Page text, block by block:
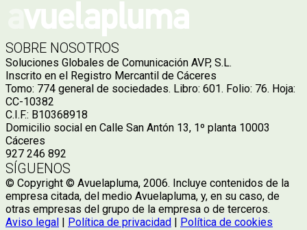
SOBRE NOSOTROS
Soluciones Globales de Comunicación AVP, S.L.
Inscrito en el Registro Mercantil de Cáceres
Tomo: 774 general de sociedades. Libro: 601. Folio: 76. Hoja:
CC-10382
C.I.F.: B10368918
Domicilio social en Calle San Antón 13, 1º planta 10003
Cáceres
927 246 892
SÍGUENOS
© Copyright © Avuelapluma, 2006. Incluye contenidos de la
empresa citada, del medio Avuelapluma, y, en su caso, de
otras empresas del grupo de la empresa o de terceros.
Aviso legal | Política de privacidad | Política de cookies